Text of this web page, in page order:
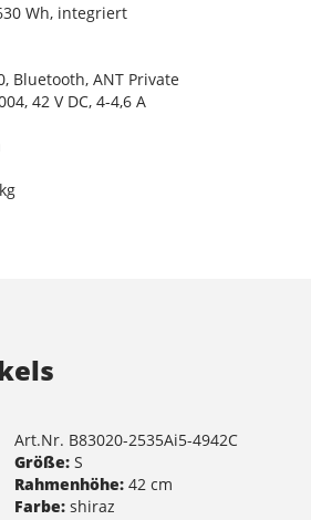
Wh, integriert
Bluetooth, ANT Private
42 V DC, 4-4,6 A
Art.Nr. B83020-2535Ai5-4942C
Größe: S
Rahmenhöhe: 42 cm
Farbe: shiraz